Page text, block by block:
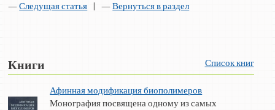
—Следущая статья | —Вернуться в раздел
Книги Список книг
Афинная модификация биополимеров
Монография посвящена одному из самых